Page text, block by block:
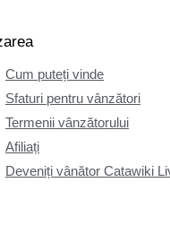
Cum puteți vinde
Sfaturi pentru vânzători
Termenii vânzătorului
Afiliați
Deveniți vânător Catawiki